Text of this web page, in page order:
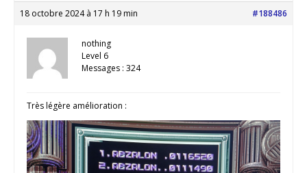
18 octobre 2024 à 17 h 19 min #188486
nothing
Level 6
Messages : 324
Très légère amélioration :